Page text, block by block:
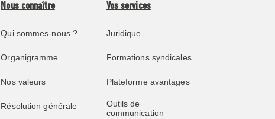
Nous connaître
Qui sommes-nous ?
Organigramme
Nos valeurs
Résolution générale
Vos services
Juridique
Formations syndicales
Plateforme avantages
Outils de
communication